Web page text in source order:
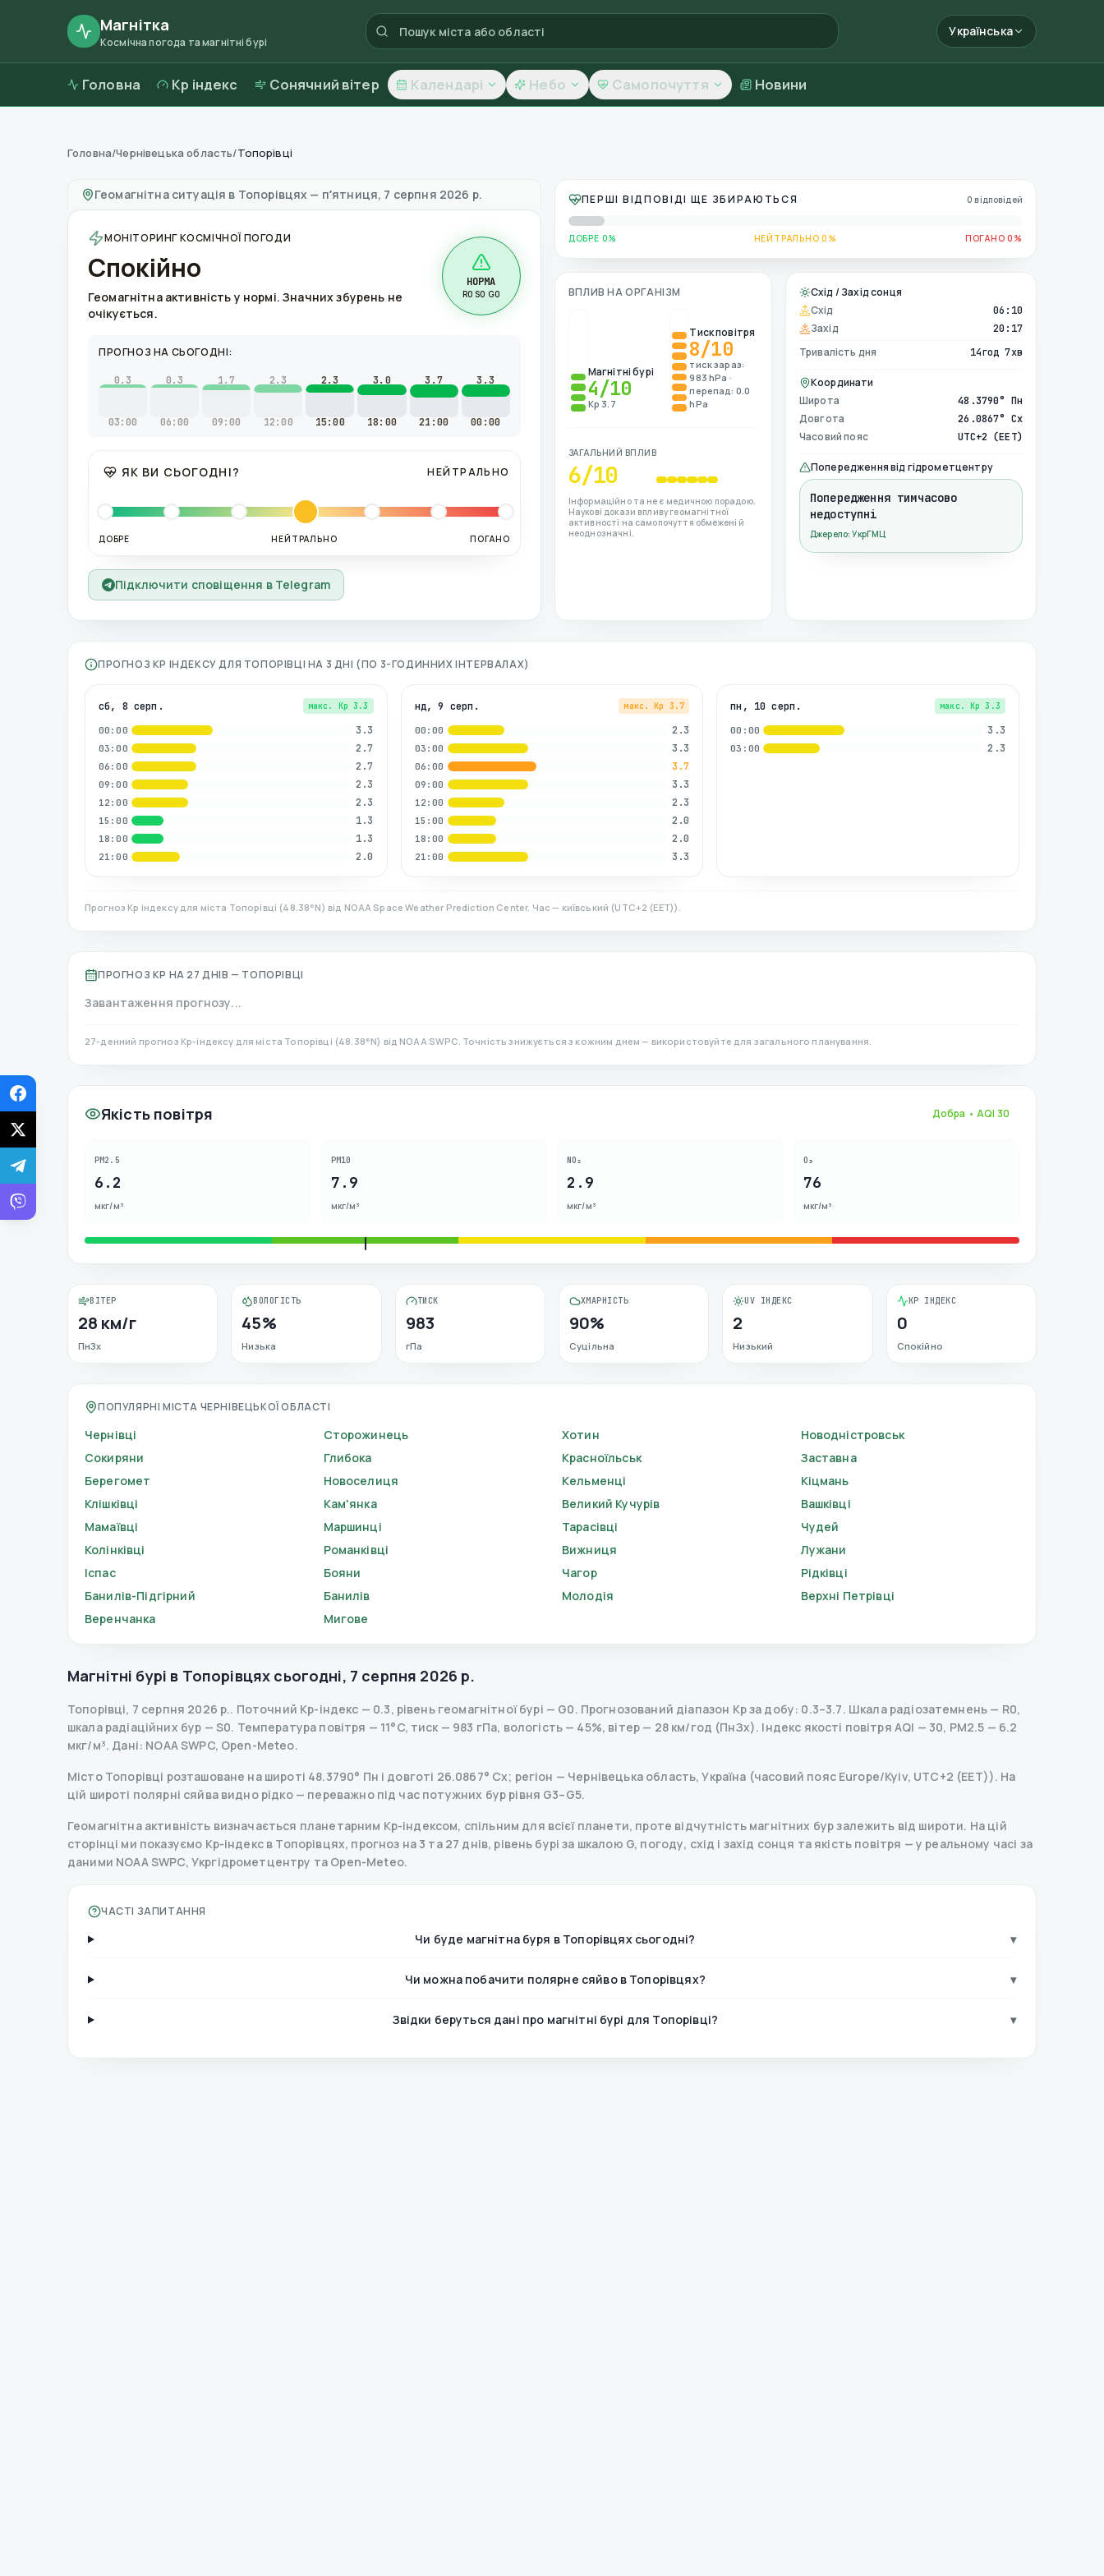
Магнітка
Космічна погода та магнітні бурі
Українська
Головна Kp індекс Сонячний вітер Календарі Небо Самопочуття Новини
Магнітні бурі в Топорівцях—погода та якість повітря
Головна/Чернівецька область/Топорівці
Геомагнітна ситуація в Топорівцях — пʼятниця, 7 серпня 2026 р.
МОНІТОРИНГ КОСМІЧНОЇ ПОГОДИ
Спокійно
Геомагнітна активність у нормі. Значних збурень не
очікується.
НОРМА
R0 S0 G0
ПРОГНОЗ НА СЬОГОДНІ:
0.3
03:00
0.3
06:00
1.7
09:00
2.3
12:00
2.3
15:00
3.0
18:00
3.7
21:00
3.3
00:00
ЯК ВИ СЬОГОДНІ? НЕЙТРАЛЬНО
ДОБРЕ НЕЙТРАЛЬНО ПОГАНО
Підключити сповіщення в Telegram
ПЕРШІ ВІДПОВІДІ ЩЕ ЗБИРАЮТЬСЯ 0 відповідей
ДОБРЕ 0% НЕЙТРАЛЬНО 0% ПОГАНО 0%
ВПЛИВ НА ОРГАНІЗМ
Магнітні бурі
4/10
Kp 3.7
Тиск повітря
8/10
тиск зараз:
983 hPa ·
перепад: 0.0
hPa
ЗАГАЛЬНИЙ ВПЛИВ
6/10
Інформаційно та не є медичною порадою.
Наукові докази впливу геомагнітної
активності на самопочуття обмежені й
неоднозначні.
Схід / Захід сонця
Схід
06:10
Захід 20:17
Тривалість дня 14год 7хв
Координати
Широта
48.3790° Пн
Довгота 26.0867° Сх
Часовий пояс UTC+2 (EET)
Попередження від гідрометцентру
Попередження тимчасово
недоступні
Джерело: УкрГМЦ
ПРОГНОЗ KP ІНДЕКСУ ДЛЯ ТОПОРІВЦІ НА 3 ДНІ (ПО 3-ГОДИННИХ ІНТЕРВАЛАХ)
сб, 8 серп. макс. Kp 3.3
00:00 3.3
03:00 2.7
06:00 2.7
09:00 2.3
12:00 2.3
15:00 1.3
18:00 1.3
21:00 2.0
нд, 9 серп. макс. Kp 3.7
00:00 2.3
03:00 3.3
06:00 3.7
09:00 3.3
12:00 2.3
15:00 2.0
18:00 2.0
21:00 3.3
пн, 10 серп. макс. Kp 3.3
00:00 3.3
03:00 2.3
Прогноз Kp індексу для міста Топорівці (48.38°N) від NOAA Space Weather Prediction Center. Час — київський (UTC+2 (EET)).
ПРОГНОЗ KP НА 27 ДНІВ — ТОПОРІВЦІ
Завантаження прогнозу...
27-денний прогноз Kp-індексу для міста Топорівці (48.38°N) від NOAA SWPC. Точність знижується з кожним днем — використовуйте для загального планування.
Якість повітря Добра • AQI 30
PM2.5
6.2
мкг/м³
PM10
7.9
мкг/м³
NO₂
2.9
мкг/м³
O₃
76
мкг/м³
ВІТЕР
28 км/г
ПнЗх
ВОЛОГІСТЬ
45%
Низька
ТИСК
983
гПа
ХМАРНІСТЬ
90%
Суцільна
UV ІНДЕКС
2
Низький
KP ІНДЕКС
0
Спокійно
ПОПУЛЯРНІ МІСТА ЧЕРНІВЕЦЬКОЇ ОБЛАСТІ
Чернівці Сторожинець Хотин
Новодністровськ
Сокиряни
Глибока Красноїльськ
Заставна
Берегомет
Новоселиця Кельменці
Кіцмань
Клішківці
Кам'янка Великий Кучурів
Вашківці
Мамаївці
Маршинці Тарасівці
Чудей
Колінківці
Романківці Вижниця
Лужани
Іспас
Бояни Чагор
Рідківці
Банилів-Підгірний
Банилів Молодія
Верхні Петрівці
Веренчанка
Мигове
Магнітні бурі в Топорівцях сьогодні, 7 серпня 2026 р.
Топорівці, 7 серпня 2026 р.. Поточний Kp-індекс — 0.3, рівень геомагнітної бурі — G0. Прогнозований діапазон Kp за добу: 0.3–3.7. Шкала радіозатемнень — R0,
шкала радіаційних бур — S0. Температура повітря — 11°C, тиск — 983 гПа, вологість — 45%, вітер — 28 км/год (ПнЗх). Індекс якості повітря AQI — 30, PM2.5 — 6.2
мкг/м³. Дані: NOAA SWPC, Open-Meteo.
Місто Топорівці розташоване на широті 48.3790° Пн і довготі 26.0867° Сх; регіон — Чернівецька область, Україна (часовий пояс Europe/Kyiv, UTC+2 (EET)). На
цій широті полярні сяйва видно рідко — переважно під час потужних бур рівня G3–G5.
Геомагнітна активність визначається планетарним Kp-індексом, спільним для всієї планети, проте відчутність магнітних бур залежить від широти. На цій
сторінці ми показуємо Kp-індекс в Топорівцях, прогноз на 3 та 27 днів, рівень бурі за шкалою G, погоду, схід і захід сонця та якість повітря — у реальному часі за
даними NOAA SWPC, Укргідрометцентру та Open-Meteo.
ЧАСТІ ЗАПИТАННЯ
Чи буде магнітна буря в Топорівцях сьогодні? ▾
Чи можна побачити полярне сяйво в Топорівцях? ▾
Звідки беруться дані про магнітні бурі для Топорівці? ▾